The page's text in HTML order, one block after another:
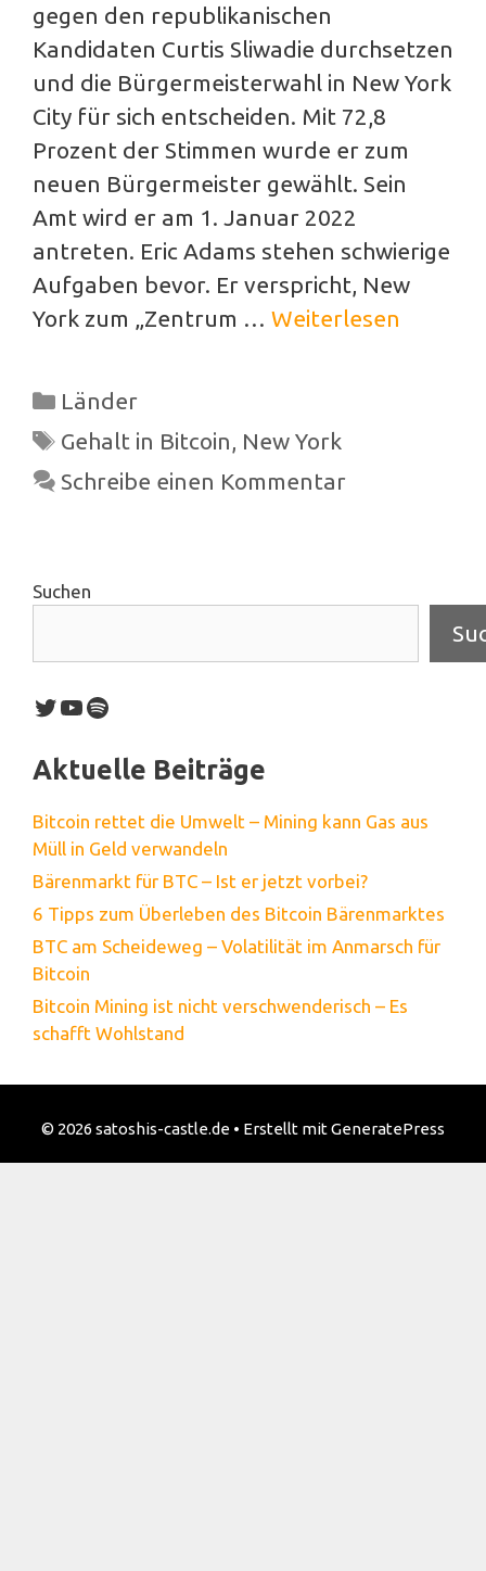
gegen den republikanischen
Kandidaten Curtis Sliwadie durchsetzen
und die Bürgermeisterwahl in New York
City für sich entscheiden. Mit 72,8
Prozent der Stimmen wurde er zum
neuen Bürgermeister gewählt. Sein
Amt wird er am 1. Januar 2022
antreten. Eric Adams stehen schwierige
Aufgaben bevor. Er verspricht, New
York zum „Zentrum … Weiterlesen
Kategorien
Länder
Schlagwörter
Gehalt in Bitcoin, New York
Schreibe einen Kommentar
Suchen
Twitter
YouTube
Spotify
Aktuelle Beiträge
Bitcoin rettet die Umwelt – Mining kann Gas aus
Müll in Geld verwandeln
Bärenmarkt für BTC – Ist er jetzt vorbei?
6 Tipps zum Überleben des Bitcoin Bärenmarktes
BTC am Scheideweg – Volatilität im Anmarsch für
Bitcoin
Bitcoin Mining ist nicht verschwenderisch – Es
schafft Wohlstand
© 2026 satoshis-castle.de • Erstellt mitGeneratePress